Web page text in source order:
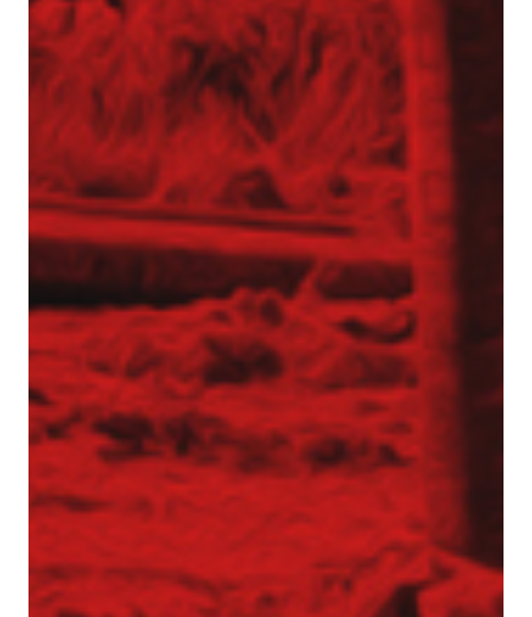
Inżynier Budowy (K/M)
Specjalista ds. kosztorysowania i wycen (K/M)
Operator palownicy (K/M)
Projektant geotechniczny (K/M)
O nas
Park maszynowy
Specjaliści w dziedzinie geotechniki
Zespół Tergon
Polityka prywatności
Polityka prywatności
Realizujemy zlecenia na terenie całego kraju
Realizacje z zakresu geotechniki
Referencje
Specjalista / Specjalistka ds. ofertowania